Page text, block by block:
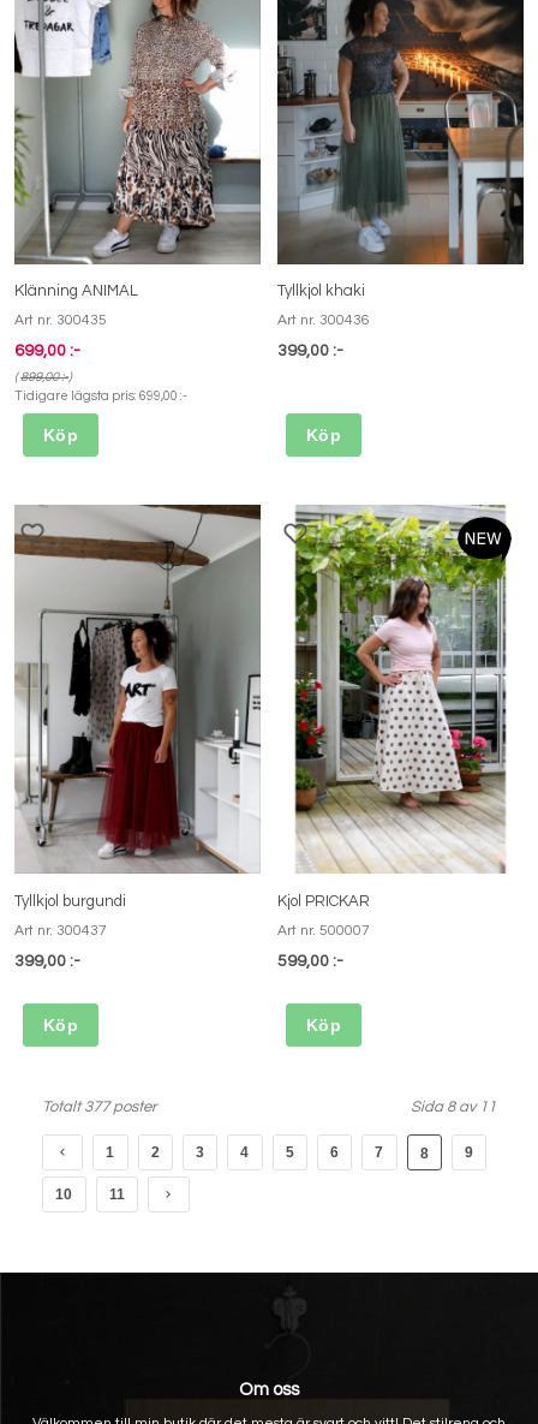
Klänning ANIMAL
Art nr. 300435
699,00 :-
(899,00 :-)
Tidigare lägsta pris: 699,00 :-
Köp
Tyllkjol khaki
Art nr. 300436
399,00 :-
Köp
Tyllkjol burgundi
Art nr. 300437
399,00 :-
Köp
Kjol PRICKAR
Art nr. 500007
599,00 :-
Köp
Totalt 377 poster Sida 8 av 11
1 2 3 4 5 6 7 8 9
10 11
Om oss